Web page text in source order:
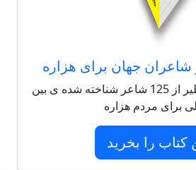
شاعران جهان برای هزاره
مجموعه شعر بی نظیر از 125 شاعر شناخته شده ی بین
برای مردم هزاره
کتاب را بخرید